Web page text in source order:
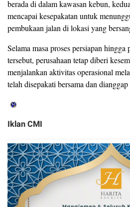
berada di dalam kawasan kebun,
mencapai kesepakatan untuk
pembukaan jalan di lokasi yang
Selama masa proses persiapan hingga
tersebut, perusahaan tetap diberi
menjalankan aktivitas operasional
telah disepakati bersama dan dianggap
Iklan CMI